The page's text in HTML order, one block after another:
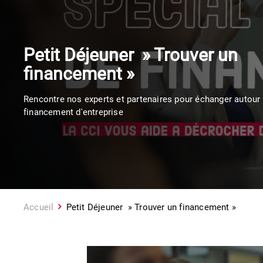
Petit Déjeuner » Trouver un
financement »
Rencontre nos experts et partenaires pour échanger autour
financement d'entreprise
Accueil Petit Déjeuner » Trouver un financement »